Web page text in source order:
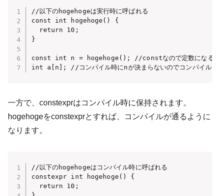
//以下のhogehogeは実行時に呼ばれる
const int hogehoge() {
  return 10;
}
const int n = hogehoge(); //constなので定数になる必
int a[n]; //コンパイル時にnが決まらないのでコンパイルエ
一方で、constexprはコンパイル時に保持されます。
hogehogeをconstexprとすれば、コンパイルが通るように
なります。
//以下のhogehogeはコンパイル時に呼ばれる
constexpr int hogehoge() {
  return 10;